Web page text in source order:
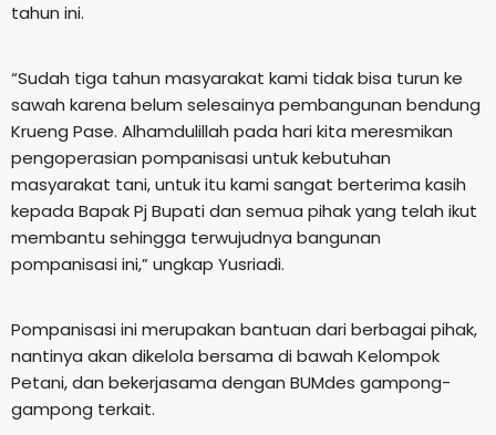
tahun ini.
“Sudah tiga tahun masyarakat kami tidak bisa turun ke
sawah karena belum selesainya pembangunan bendung
Krueng Pase. Alhamdulillah pada hari kita meresmikan
pengoperasian pompanisasi untuk kebutuhan
masyarakat tani, untuk itu kami sangat berterima kasih
kepada Bapak Pj Bupati dan semua pihak yang telah ikut
membantu sehingga terwujudnya bangunan
pompanisasi ini,” ungkap Yusriadi.
Pompanisasi ini merupakan bantuan dari berbagai pihak,
nantinya akan dikelola bersama di bawah Kelompok
Petani, dan bekerjasama dengan BUMdes gampong-
gampong terkait.